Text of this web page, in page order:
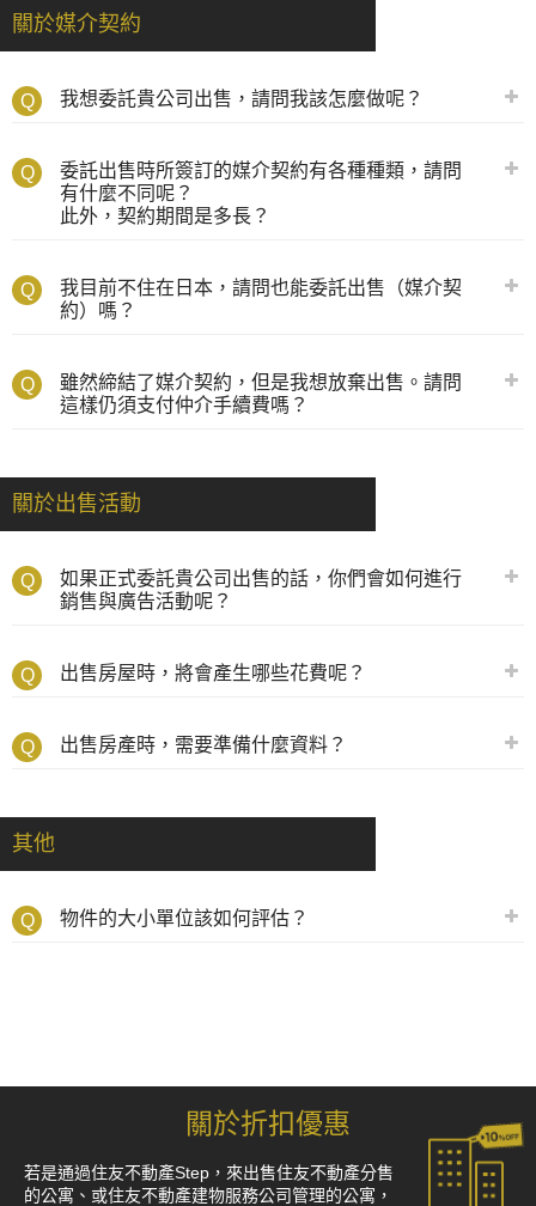
關於媒介契約
我想委託貴公司出售，請問我該怎麼做呢？
委託出售時所簽訂的媒介契約有各種種類，請問
有什麼不同呢？
此外，契約期間是多長？
我目前不住在日本，請問也能委託出售（媒介契
約）嗎？
雖然締結了媒介契約，但是我想放棄出售。請問
這樣仍須支付仲介手續費嗎？
關於出售活動
如果正式委託貴公司出售的話，你們會如何進行
銷售與廣告活動呢？
出售房屋時，將會產生哪些花費呢？
出售房產時，需要準備什麼資料？
其他
物件的大小單位該如何評估？
關於折扣優惠
若是通過住友不動產Step，來出售住友不動產分售
的公寓、或住友不動產建物服務公司管理的公寓，